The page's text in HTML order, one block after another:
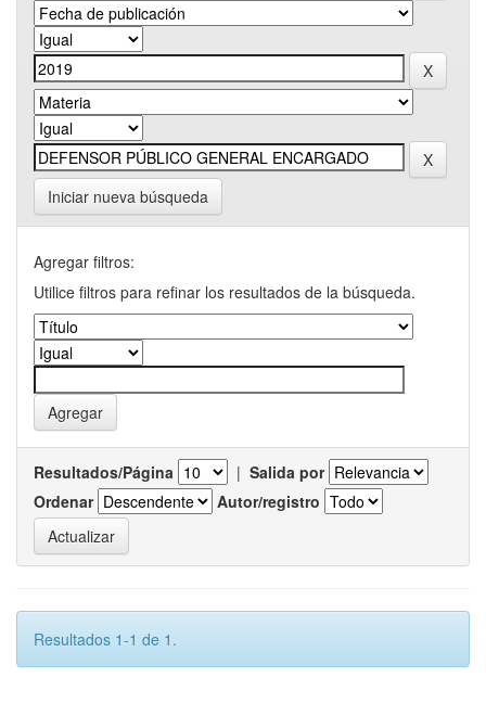
Iniciar nueva búsqueda
Agregar filtros:
Utilice filtros para refinar los resultados de la búsqueda.
Resultados/Página | Salida por
Ordenar
Autor/registro
Resultados 1-1 de 1.